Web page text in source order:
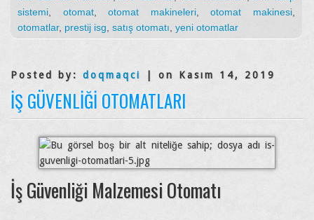
sistemi, otomat,otomat makineleri,otomat makinesi,
otomatlar, prestij isg, satış otomatı, yeni otomatlar
Posted by: doqmaqci | on Kasım 14, 2019
İŞ GÜVENLIĞI OTOMATLARI
İş Güvenliği Malzemesi Otomatı